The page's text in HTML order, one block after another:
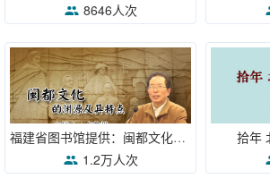
8646人次
福建省图书馆提供：闽都文化的渊源及其特点
1.2万人次
拾年